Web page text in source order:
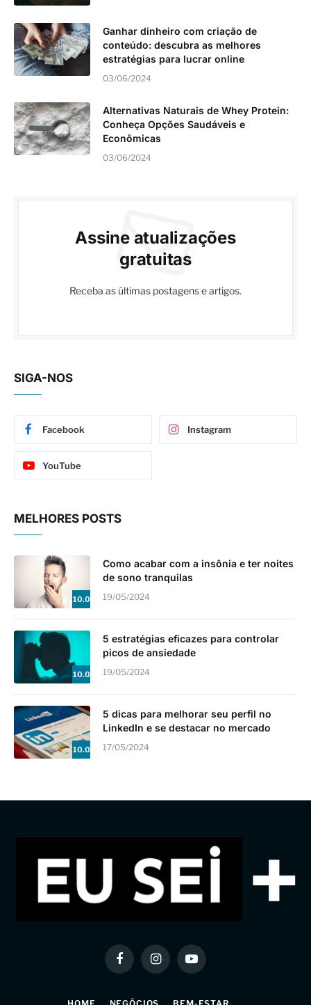
Ganhar dinheiro com criação de
conteúdo: descubra as melhores
estratégias para lucrar online
03/06/2024
Alternativas Naturais de Whey Protein:
Conheça Opções Saudáveis e
Econômicas
03/06/2024
Assine atualizações
gratuitas
Receba as últimas postagens e artigos.
SIGA-NOS
Facebook Instagram
YouTube
MELHORES POSTS
10.0
Como acabar com a insônia e ter noites
de sono tranquilas
19/05/2024
10.0
5 estratégias eficazes para controlar
picos de ansiedade
19/05/2024
10.0
5 dicas para melhorar seu perfil no
LinkedIn e se destacar no mercado
17/05/2024
FacebookInstagramYouTube